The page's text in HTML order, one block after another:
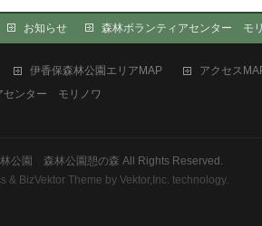
お知らせ 森林ボランティアセンター モ
伊香保森林公園エリアMAP アクセス
センター モリノワ
公園 森林公園憩の森 All Rights Reserved.
& BizVektor Theme by Vektor,Inc. technology.